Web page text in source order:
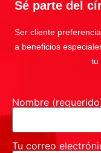
Sé parte del
Ser cliente
a beneficios
tu
Nombre
Tu correo